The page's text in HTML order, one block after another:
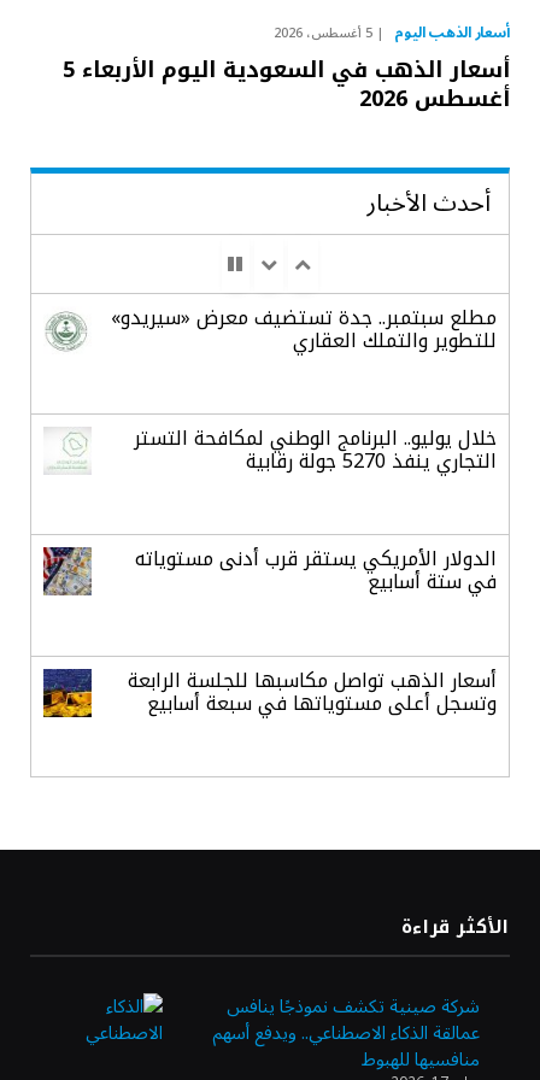
أسعار الذهب اليوم 5 أغسطس، 2026
أسعار الذهب في السعودية اليوم الأربعاء 5
أغسطس 2026
أحدث الأخبار
مطلع سبتمبر.. جدة تستضيف معرض «سيريدو»
للتطوير والتملك العقاري
خلال يوليو.. البرنامج الوطني لمكافحة التستر
التجاري ينفذ 5270 جولة رقابية
الدولار الأمريكي يستقر قرب أدنى مستوياته
في ستة أسابيع
أسعار الذهب تواصل مكاسبها للجلسة الرابعة
وتسجل أعلى مستوياتها في سبعة أسابيع
«طيران الرياض» يدشن أولى رحلاته إلى مومباي
ويضيف الوجهة التشغيلية الثامنة
وزير الاستثمار: الموافقة على رخصة مزاولة
الأنشطة المالية عابرة الحدود تطوير للبيئة
الأكثر قراءة
شركة صينية تكشف نموذجًا ينافس
عمالقة الذكاء الاصطناعي.. ويدفع أسهم
منافسيها للهبوط